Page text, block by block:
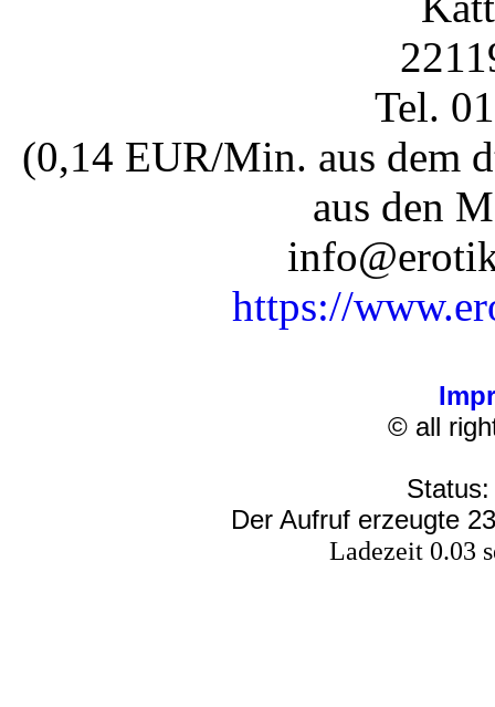
Tel.
(0,14 EUR/Min. aus dem
aus den
https://
© all
Der Aufruf erzeugte
Ladezeit 0.03